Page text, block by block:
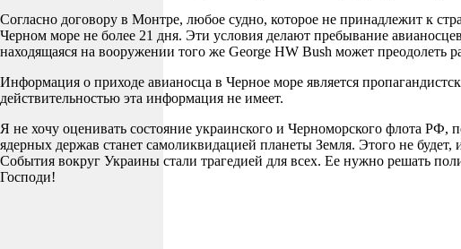
Согласно договору в Монтре, любое судно, которое не принадлежит к
Черном море не более 21 дня. Эти условия делают пребывание
находящаяся на вооружении того же George HW Bush может преодолеть
Информация о приходе авианосца в Черное море является
действительностью эта информация не имеет.
Я не хочу оценивать состояние украинского и Черноморского флота
ядерных держав станет самоликвидацией планеты Земля. Этого не будет,
События вокруг Украины стали трагедией для всех. Ее нужно решать
Господи!